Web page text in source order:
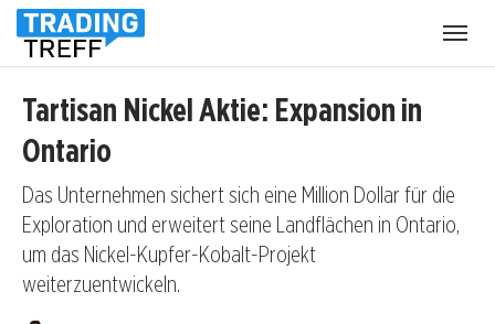
Tartisan Nickel Aktie: Expansion in
Ontario
Das Unternehmen sichert sich eine Million Dollar für die
Exploration und erweitert seine Landflächen in Ontario,
um das Nickel-Kupfer-Kobalt-Projekt
weiterzuentwickeln.